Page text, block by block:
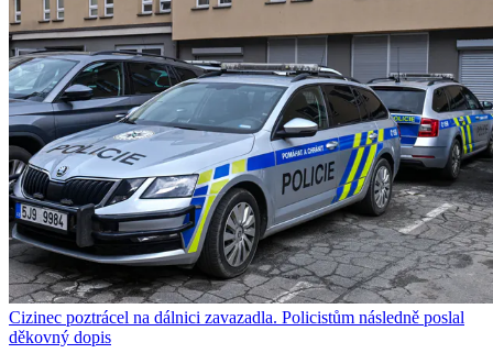
Cizinec poztrácel na dálnici zavazadla. Policistům následně poslal
děkovný dopis